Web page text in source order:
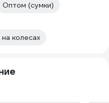
Оптом (сумки)
колесах